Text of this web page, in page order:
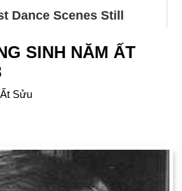
SINH NĂM ẤT
Sửu